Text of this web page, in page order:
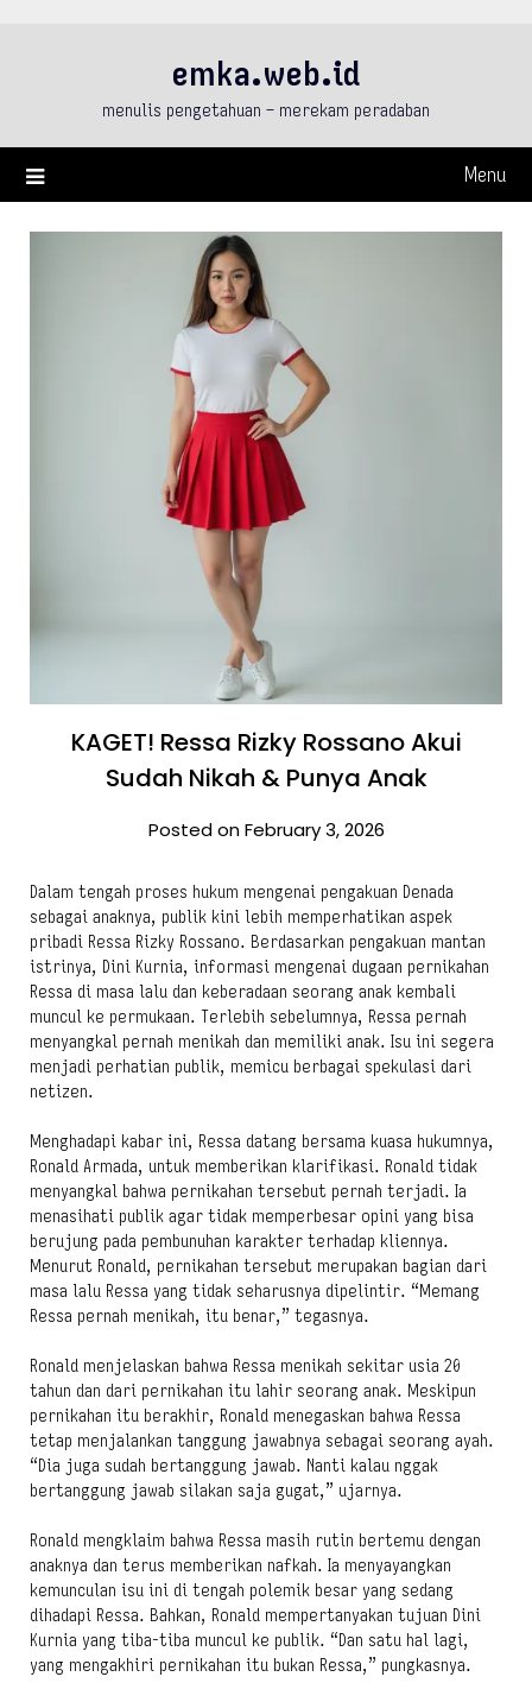
emka.web.id
menulis pengetahuan – merekam peradaban
Menu
KAGET! Ressa Rizky Rossano Akui
Sudah Nikah & Punya Anak
Posted on February 3, 2026
Dalam tengah proses hukum mengenai pengakuan Denada
sebagai anaknya, publik kini lebih memperhatikan aspek
pribadi Ressa Rizky Rossano. Berdasarkan pengakuan mantan
istrinya, Dini Kurnia, informasi mengenai dugaan pernikahan
Ressa di masa lalu dan keberadaan seorang anak kembali
muncul ke permukaan. Terlebih sebelumnya, Ressa pernah
menyangkal pernah menikah dan memiliki anak. Isu ini segera
menjadi perhatian publik, memicu berbagai spekulasi dari
netizen.
Menghadapi kabar ini, Ressa datang bersama kuasa hukumnya,
Ronald Armada, untuk memberikan klarifikasi. Ronald tidak
menyangkal bahwa pernikahan tersebut pernah terjadi. Ia
menasihati publik agar tidak memperbesar opini yang bisa
berujung pada pembunuhan karakter terhadap kliennya.
Menurut Ronald, pernikahan tersebut merupakan bagian dari
masa lalu Ressa yang tidak seharusnya dipelintir. “Memang
Ressa pernah menikah, itu benar,” tegasnya.
Ronald menjelaskan bahwa Ressa menikah sekitar usia 20
tahun dan dari pernikahan itu lahir seorang anak. Meskipun
pernikahan itu berakhir, Ronald menegaskan bahwa Ressa
tetap menjalankan tanggung jawabnya sebagai seorang ayah.
“Dia juga sudah bertanggung jawab. Nanti kalau nggak
bertanggung jawab silakan saja gugat,” ujarnya.
Ronald mengklaim bahwa Ressa masih rutin bertemu dengan
anaknya dan terus memberikan nafkah. Ia menyayangkan
kemunculan isu ini di tengah polemik besar yang sedang
dihadapi Ressa. Bahkan, Ronald mempertanyakan tujuan Dini
Kurnia yang tiba-tiba muncul ke publik. “Dan satu hal lagi,
yang mengakhiri pernikahan itu bukan Ressa,” pungkasnya.